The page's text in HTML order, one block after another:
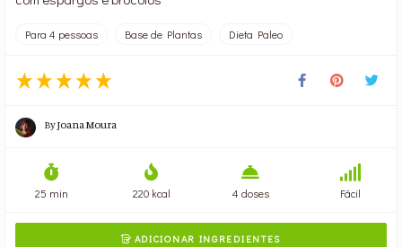
Para 4 pessoas Base de Plantas Dieta Paleo
ByJoana Moura
25 min 220 kcal 4 doses Fácil
ADICIONAR INGREDIENTES